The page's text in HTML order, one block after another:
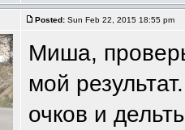
Posted: Sun Feb 22, 2015 18:55 pm
Миша,
мой
очков и